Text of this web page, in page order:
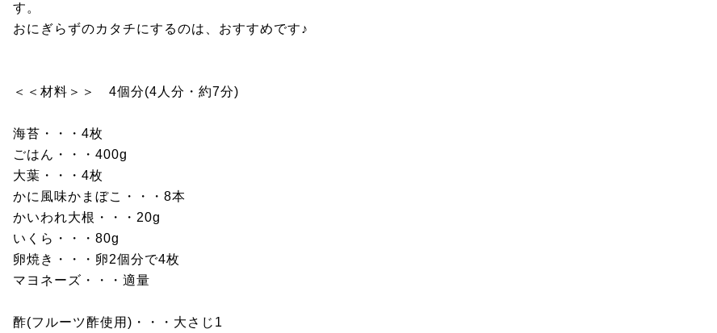
す。
おにぎらずのカタチにするのは、おすすめです♪
＜＜材料＞＞ 4個分(4人分・約7分)
海苔・・・4枚
ごはん・・・400g
大葉・・・4枚
かに風味かまぼこ・・・8本
かいわれ大根・・・20g
いくら・・・80g
卵焼き・・・卵2個分で4枚
マヨネーズ・・・適量
酢(フルーツ酢使用)・・・大さじ1